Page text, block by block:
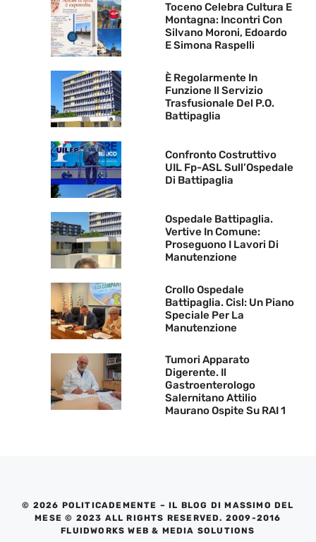
Toceno Celebra Cultura E
Montagna: Incontri Con
Silvano Moroni, Edoardo
E Simona Raspelli
È Regolarmente In
Funzione Il Servizio
Trasfusionale Del P.O.
Battipaglia
Confronto Costruttivo
UIL Fp-ASL Sull’Ospedale
Di Battipaglia
Ospedale Battipaglia.
Vertive In Comune:
Proseguono I Lavori Di
Manutenzione
Crollo Ospedale
Battipaglia. Cisl: Un Piano
Speciale Per La
Manutenzione
Tumori Apparato
Digerente. Il
Gastroenterologo
Salernitano Attilio
Maurano Ospite Su RAI 1
© 2026 POLITICADEMENTE – IL BLOG DI MASSIMO DEL
MESE © 2023 ALL RIGHTS RESERVED. 2009-2016
FLUIDWORKS WEB & MEDIA SOLUTIONS